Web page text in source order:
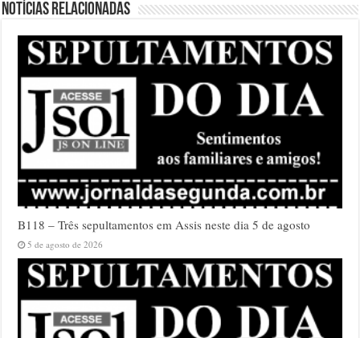
Notícias relacionadas
B118 – Três sepultamentos em Assis neste dia 5 de agosto
5 de agosto de 2026